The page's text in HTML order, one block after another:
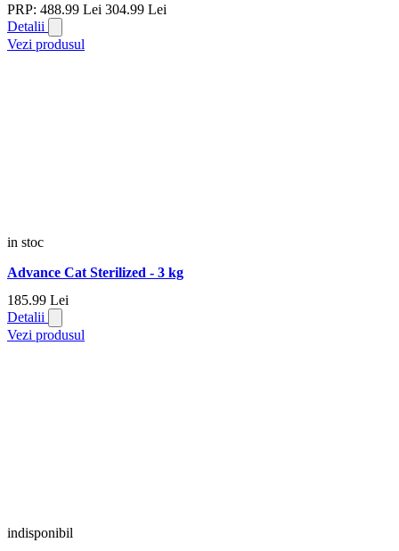
PRP: 488.99 Lei 304.99 Lei
Detalii
Vezi produsul
in stoc
Advance Cat Sterilized - 3 kg
185.99 Lei
Detalii
Vezi produsul
indisponibil